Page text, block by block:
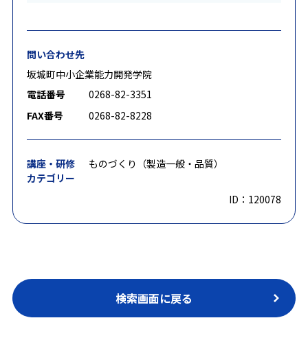
問い合わせ先
坂城町中小企業能力開発学院
電話番号
0268-82-3351
FAX番号
0268-82-8228
講座・研修
カテゴリー
ものづくり（製造一般・品質）
ID：120078
検索画面に戻る